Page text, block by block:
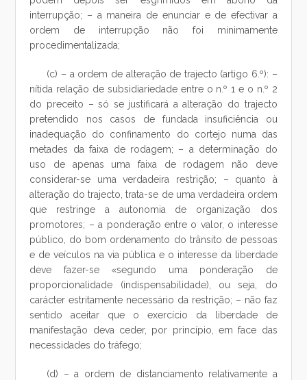
interrupção; – a maneira de enunciar e de efectivar a
ordem de interrupção não foi minimamente
procedimentalizada;
(c) – a ordem de alteração de trajecto (artigo 6.º): –
nítida relação de subsidiariedade entre o n.º 1 e o n.º 2
do preceito – só se justificará a alteração do trajecto
pretendido nos casos de fundada insuficiência ou
inadequação do confinamento do cortejo numa das
metades da faixa de rodagem; – a determinação do
uso de apenas uma faixa de rodagem não deve
considerar-se uma verdadeira restrição; – quanto à
alteração do trajecto, trata-se de uma verdadeira ordem
que restringe a autonomia de organização dos
promotores; – a ponderação entre o valor, o interesse
público, do bom ordenamento do trânsito de pessoas
e de veículos na via pública e o interesse da liberdade
deve fazer-se «segundo uma ponderação de
proporcionalidade (indispensabilidade), ou seja, do
carácter estritamente necessário da restrição; – não faz
sentido aceitar que o exercício da liberdade de
manifestação deva ceder, por princípio, em face das
necessidades do tráfego;
(d) – a ordem de distanciamento relativamente a